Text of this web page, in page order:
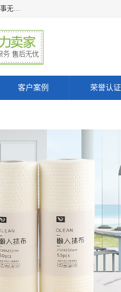
常熟市百利弗无纺制品有限公司主营：无纺布制品、医用无纺布、服装辅料衬布、眼贴无纺布、口罩无纺布等本公司专业从事无纺布制品的生产及销售。生产各种规格裁片折叠无纺布、一次性足浴巾、卷材服装衬布、印花复合类无纺布制品、环保购物袋、电子产品包装袋以及特殊功能新型无纺布。广泛用于服装，基布，包装，家居建筑、卫生材料等领域。
客户案例 荣誉认证